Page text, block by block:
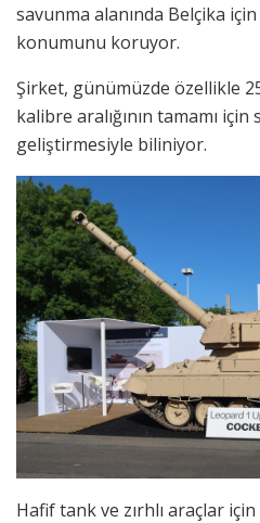
savunma alanında Belçika
konumunu koruyor.
Şirket, günümüzde özellikle
kalibre aralığının tamamı
geliştirmesiyle biliniyor.
Hafif tank ve zırhlı araçlar